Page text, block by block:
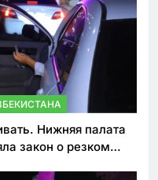
Нижняя палата
закон о резком